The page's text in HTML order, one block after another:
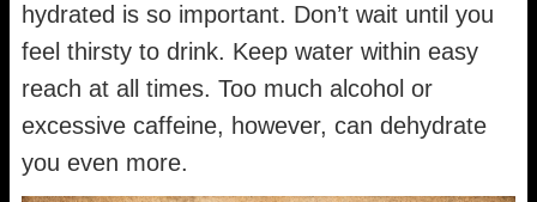
hydrated is so important. Don’t wait until you
feel thirsty to drink. Keep water within easy
reach at all times. Too much alcohol or
excessive caffeine, however, can dehydrate
you even more.